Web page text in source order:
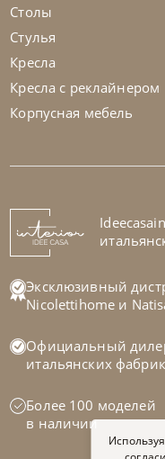
Кровать Zen
На заказ 45-90
Столы
Стулья
Кресла
Кресла с реклайнером
Корпусная мебель
Эксклюзивный
Nicolettihome и
Официальный
итальянских фабрик
Более 100 моделей
в наличии